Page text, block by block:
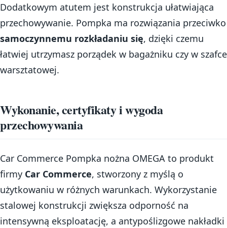
Dodatkowym atutem jest konstrukcja ułatwiająca
przechowywanie. Pompka ma rozwiązania przeciwko
samoczynnemu rozkładaniu się, dzięki czemu
łatwiej utrzymasz porządek w bagażniku czy w szafce
warsztatowej.
Wykonanie, certyfikaty i wygoda
przechowywania
Car Commerce Pompka nożna OMEGA to produkt
firmy Car Commerce, stworzony z myślą o
użytkowaniu w różnych warunkach. Wykorzystanie
stalowej konstrukcji zwiększa odporność na
intensywną eksploatację, a antypoślizgowe nakładki